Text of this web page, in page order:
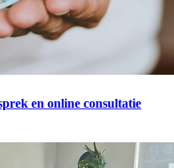
en online consultatie